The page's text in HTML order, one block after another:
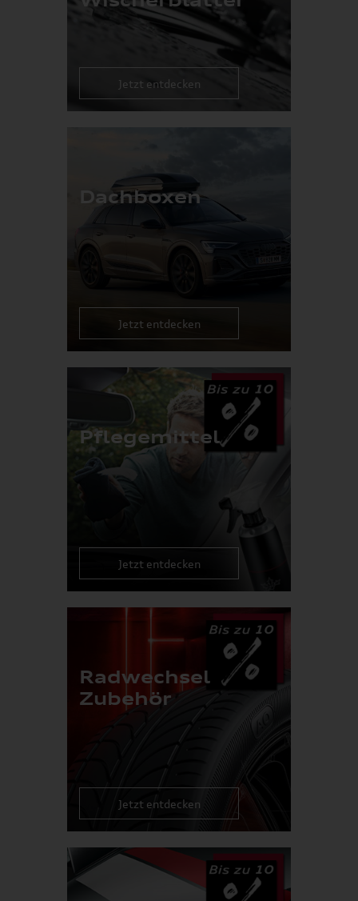
Jetzt entdecken
Dachboxen
Jetzt entdecken
Pflegemittel
Jetzt entdecken
Radwechsel
Zubehör
Jetzt entdecken